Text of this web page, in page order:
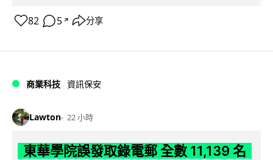
82 5 ↗ 分享
商業科技 資訊保安
Lawton 22 小時
東華學院誤發取錄電郵 全數 11,139 名